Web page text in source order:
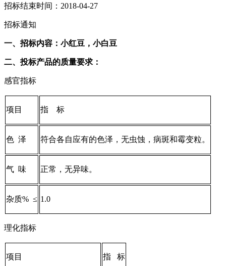
招标结束时间：2018-04-27
招标通知
一、招标内容：小红豆，小白豆
二、投标产品的质量要求：
感官指标
项目 指 标
色 泽 符合各自应有的色泽，无虫蚀，病斑和霉变粒。
气 味 正常，无异味。
杂质% ≤ 1.0
理化指标
项目 指 标